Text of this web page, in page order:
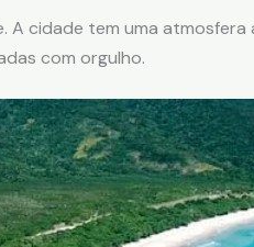
cidade tem uma atmosfera
com orgulho.